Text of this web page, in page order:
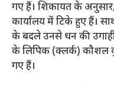
गए हैं। शिकायत के अनुसार,
कार्यालय में टिके हुए हैं।
के बदले उनसे धन की
के लिपिक (क्लर्क) कौशल
गए हैं।